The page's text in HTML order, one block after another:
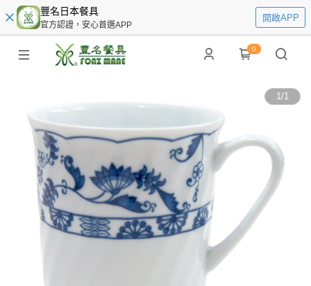
豐名日本餐具
官方認證，安心首選APP
開啟APP
0
1/1